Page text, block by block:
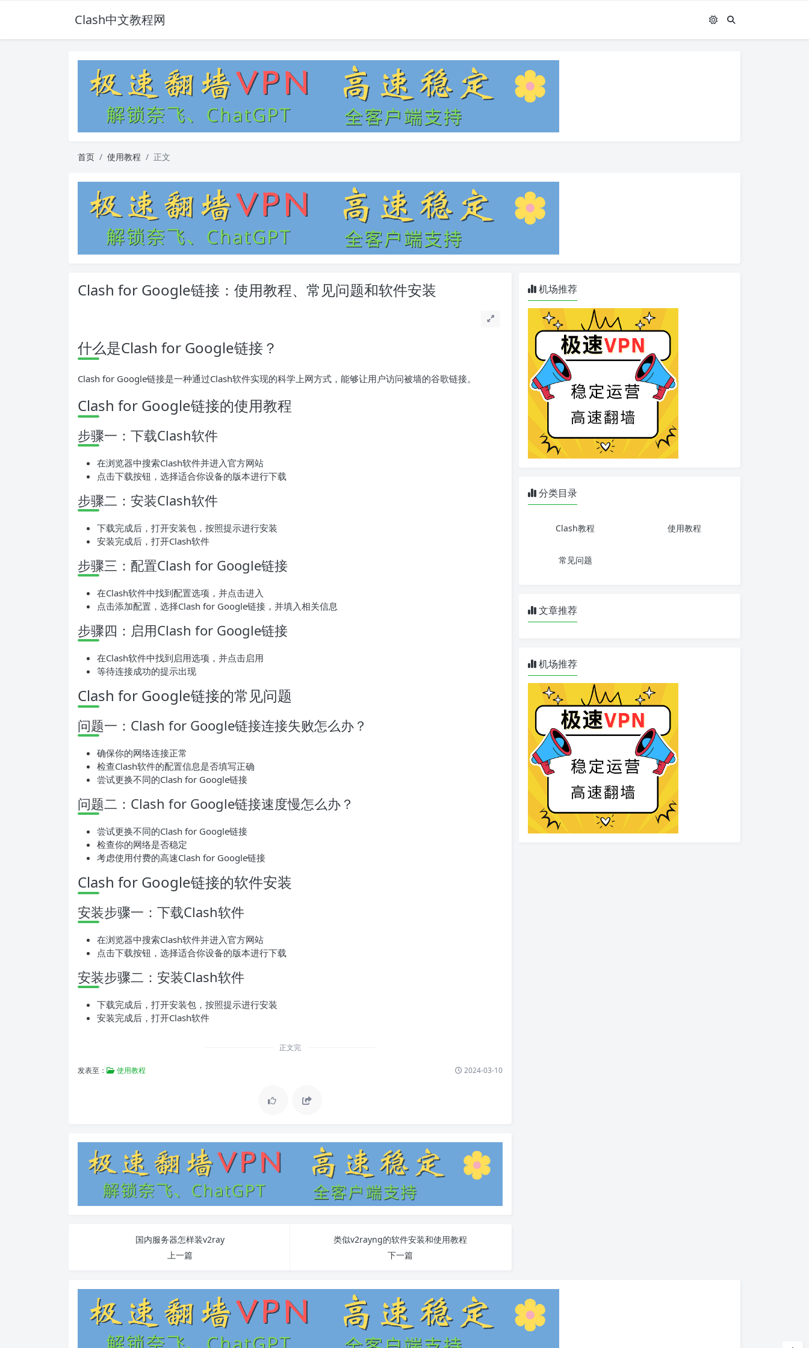
Clash中文教程网
首页 使用教程 正文
Clash for Google链接：使用教程、常见问题和软件安装
什么是Clash for Google链接？
Clash for Google链接是一种通过Clash软件实现的科学上网方式，能够让用户访问被墙的谷歌链接。
Clash for Google链接的使用教程
步骤一：下载Clash软件
在浏览器中搜索Clash软件并进入官方网站
点击下载按钮，选择适合你设备的版本进行下载
步骤二：安装Clash软件
下载完成后，打开安装包，按照提示进行安装
安装完成后，打开Clash软件
步骤三：配置Clash for Google链接
在Clash软件中找到配置选项，并点击进入
点击添加配置，选择Clash for Google链接，并填入相关信息
步骤四：启用Clash for Google链接
在Clash软件中找到启用选项，并点击启用
等待连接成功的提示出现
Clash for Google链接的常见问题
问题一：Clash for Google链接连接失败怎么办？
确保你的网络连接正常
检查Clash软件的配置信息是否填写正确
尝试更换不同的Clash for Google链接
问题二：Clash for Google链接速度慢怎么办？
尝试更换不同的Clash for Google链接
检查你的网络是否稳定
考虑使用付费的高速Clash for Google链接
Clash for Google链接的软件安装
安装步骤一：下载Clash软件
在浏览器中搜索Clash软件并进入官方网站
点击下载按钮，选择适合你设备的版本进行下载
安装步骤二：安装Clash软件
下载完成后，打开安装包，按照提示进行安装
安装完成后，打开Clash软件
正文完
发表至： 使用教程 2024-03-10
国内服务器怎样装v2ray
上一篇
类似v2rayng的软件安装和使用教程
下一篇
机场推荐
分类目录
Clash教程 使用教程
常见问题
文章推荐
机场推荐